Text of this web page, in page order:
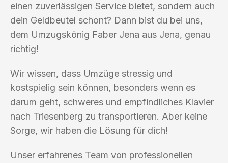
einen zuverlässigen Service bietet, sondern auch
dein Geldbeutel schont? Dann bist du bei uns,
dem Umzugskönig Faber Jena aus Jena, genau
richtig!
Wir wissen, dass Umzüge stressig und
kostspielig sein können, besonders wenn es
darum geht, schweres und empfindliches Klavier
nach Triesenberg zu transportieren. Aber keine
Sorge, wir haben die Lösung für dich!
Unser erfahrenes Team von professionellen